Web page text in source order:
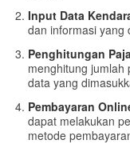
Input Data
dan informasi yang
Penghitungan
menghitung jumlah
data yang
Pembayaran
dapat melakukan
metode